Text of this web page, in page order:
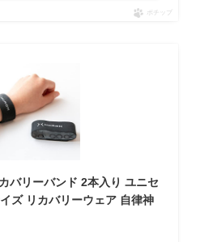
ポチップ
バリーバンド 2本入り ユニセ
ズ リカバリーウェア 自律神